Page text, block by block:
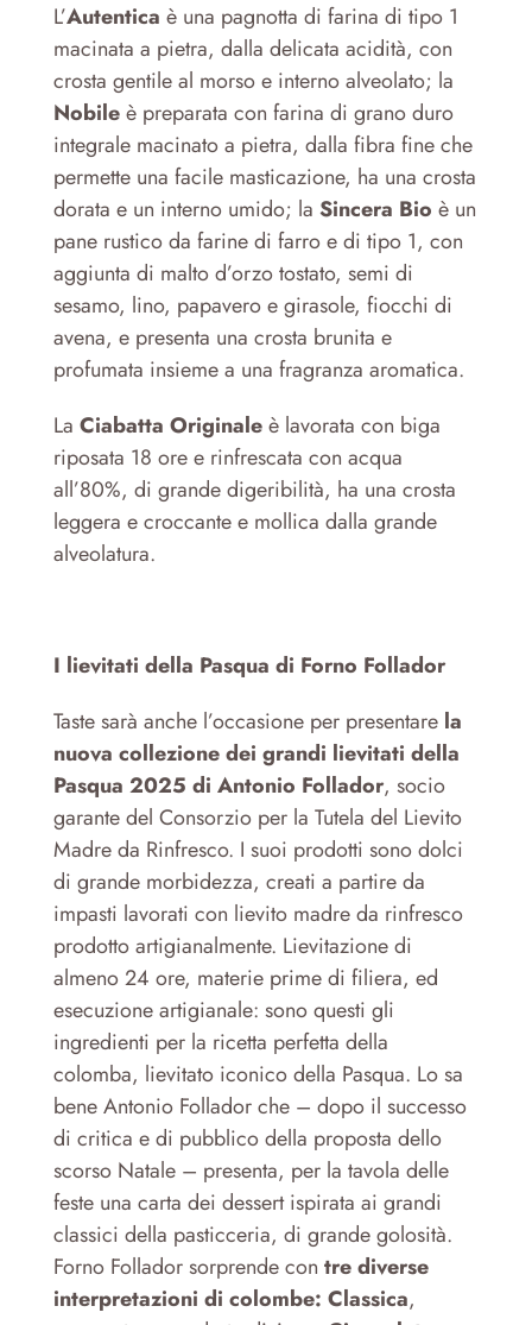
L’Autentica è una pagnotta di farina di tipo 1
macinata a pietra, dalla delicata acidità, con
crosta gentile al morso e interno alveolato; la
Nobileè preparata con farina di grano duro
integrale macinato a pietra, dalla fibra fine che
permette una facile masticazione, ha una crosta
dorata e un interno umido; la Sincera Bio è un
pane rustico da farine di farro e di tipo 1, con
aggiunta di malto d’orzo tostato, semi di
sesamo, lino, papavero e girasole, fiocchi di
avena, e presenta una crosta brunita e
profumata insieme a una fragranza aromatica.
La Ciabatta Originaleè lavorata con biga
riposata 18 ore e rinfrescata con acqua
all’80%, di grande digeribilità, ha una crosta
leggera e croccante e mollica dalla grande
alveolatura.
I lievitati della Pasqua di Forno Follador
Taste sarà anche l’occasione per presentare la
nuova collezione dei grandi lievitati della
Pasqua 2025 di Antonio Follador, socio
garante del Consorzio per la Tutela del Lievito
Madre da Rinfresco. I suoi prodotti sono dolci
di grande morbidezza, creati a partire da
impasti lavorati con lievito madre da rinfresco
prodotto artigianalmente. Lievitazione di
almeno 24 ore, materie prime di filiera, ed
esecuzione artigianale: sono questi gli
ingredienti per la ricetta perfetta della
colomba, lievitato iconico della Pasqua. Lo sa
bene Antonio Follador che – dopo il successo
di critica e di pubblico della proposta dello
scorso Natale – presenta, per la tavola delle
feste una carta dei dessert ispirata ai grandi
classici della pasticceria, di grande golosità.
Forno Follador sorprende con tre diverse
interpretazioni di colombe: Classica,